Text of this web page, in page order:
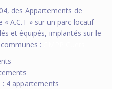
des Appartements de
A.C.T » sur un parc locatif
et équipés, implantés sur le
:
: 4 appartements